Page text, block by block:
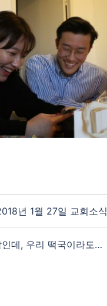
년 1월 27일 교회소식
인데, 우리 떡국이라도…